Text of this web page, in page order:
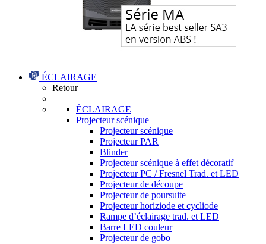
ÉCLAIRAGE
Retour
ÉCLAIRAGE
Projecteur scénique
Projecteur scénique
Projecteur PAR
Blinder
Projecteur scénique à effet décoratif
Projecteur PC / Fresnel Trad. et LED
Projecteur de découpe
Projecteur de poursuite
Projecteur horiziode et cycliode
Rampe d’éclairage trad. et LED
Barre LED couleur
Projecteur de gobo